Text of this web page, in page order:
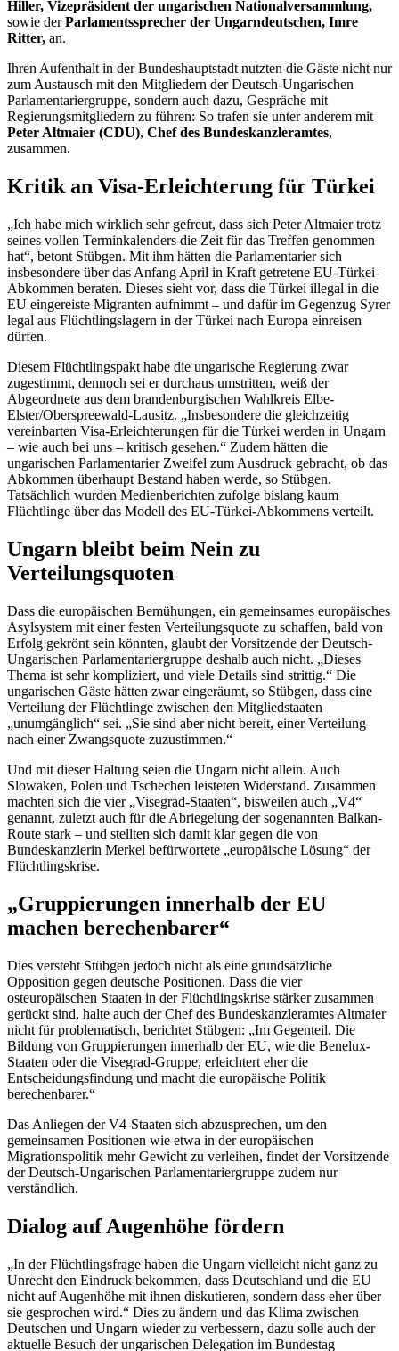
Hiller, Vizepräsident der ungarischen Nationalversammlung,
sowie derParlamentssprecher der Ungarndeutschen, Imre
Ritter, an.
Ihren Aufenthalt in der Bundeshauptstadt nutzten die Gäste nicht nur
zum Austausch mit den Mitgliedern der Deutsch-Ungarischen
Parlamentariergruppe, sondern auch dazu, Gespräche mit
Regierungsmitgliedern zu führen: So trafen sie unter anderem mit
Peter Altmaier (CDU), Chef des Bundeskanzleramtes,
zusammen.
Kritik an Visa-Erleichterung für Türkei
„Ich habe mich wirklich sehr gefreut, dass sich Peter Altmaier trotz
seines vollen Terminkalenders die Zeit für das Treffen genommen
hat“, betont Stübgen. Mit ihm hätten die Parlamentarier sich
insbesondere über das Anfang April in Kraft getretene EU-Türkei-
Abkommen beraten. Dieses sieht vor, dass die Türkei illegal in die
EU eingereiste Migranten aufnimmt – und dafür im Gegenzug Syrer
legal aus Flüchtlingslagern in der Türkei nach Europa einreisen
dürfen.
Diesem Flüchtlingspakt habe die ungarische Regierung zwar
zugestimmt, dennoch sei er durchaus umstritten, weiß der
Abgeordnete aus dem brandenburgischen Wahlkreis Elbe-
Elster/Oberspreewald-Lausitz. „Insbesondere die gleichzeitig
vereinbarten Visa-Erleichterungen für die Türkei werden in Ungarn
– wie auch bei uns – kritisch gesehen.“ Zudem hätten die
ungarischen Parlamentarier Zweifel zum Ausdruck gebracht, ob das
Abkommen überhaupt Bestand haben werde, so Stübgen.
Tatsächlich wurden Medienberichten zufolge bislang kaum
Flüchtlinge über das Modell des EU-Türkei-Abkommens verteilt.
Ungarn bleibt beim Nein zu
Verteilungsquoten
Dass die europäischen Bemühungen, ein gemeinsames europäisches
Asylsystem mit einer festen Verteilungsquote zu schaffen, bald von
Erfolg gekrönt sein könnten, glaubt der Vorsitzende der Deutsch-
Ungarischen Parlamentariergruppe deshalb auch nicht. „Dieses
Thema ist sehr kompliziert, und viele Details sind strittig.“ Die
ungarischen Gäste hätten zwar eingeräumt, so Stübgen, dass eine
Verteilung der Flüchtlinge zwischen den Mitgliedstaaten
„unumgänglich“ sei. „Sie sind aber nicht bereit, einer Verteilung
nach einer Zwangsquote zuzustimmen.“
Und mit dieser Haltung seien die Ungarn nicht allein. Auch
Slowaken, Polen und Tschechen leisteten Widerstand. Zusammen
machten sich die vier „Visegrad-Staaten“, bisweilen auch „V4“
genannt, zuletzt auch für die Abriegelung der sogenannten Balkan-
Route stark – und stellten sich damit klar gegen die von
Bundeskanzlerin Merkel befürwortete „europäische Lösung“ der
Flüchtlingskrise.
„Gruppierungen innerhalb der EU
machen berechenbarer“
Dies versteht Stübgen jedoch nicht als eine grundsätzliche
Opposition gegen deutsche Positionen. Dass die vier
osteuropäischen Staaten in der Flüchtlingskrise stärker zusammen
gerückt sind, halte auch der Chef des Bundeskanzleramtes Altmaier
nicht für problematisch, berichtet Stübgen: „Im Gegenteil. Die
Bildung von Gruppierungen innerhalb der EU, wie die Benelux-
Staaten oder die Visegrad-Gruppe, erleichtert eher die
Entscheidungsfindung und macht die europäische Politik
berechenbarer.“
Das Anliegen der V4-Staaten sich abzusprechen, um den
gemeinsamen Positionen wie etwa in der europäischen
Migrationspolitik mehr Gewicht zu verleihen, findet der Vorsitzende
der Deutsch-Ungarischen Parlamentariergruppe zudem nur
verständlich.
Dialog auf Augenhöhe fördern
„In der Flüchtlingsfrage haben die Ungarn vielleicht nicht ganz zu
Unrecht den Eindruck bekommen, dass Deutschland und die EU
nicht auf Augenhöhe mit ihnen diskutieren, sondern dass eher über
sie gesprochen wird.“ Dies zu ändern und das Klima zwischen
Deutschen und Ungarn wieder zu verbessern, dazu solle auch der
aktuelle Besuch der ungarischen Delegation im Bundestag